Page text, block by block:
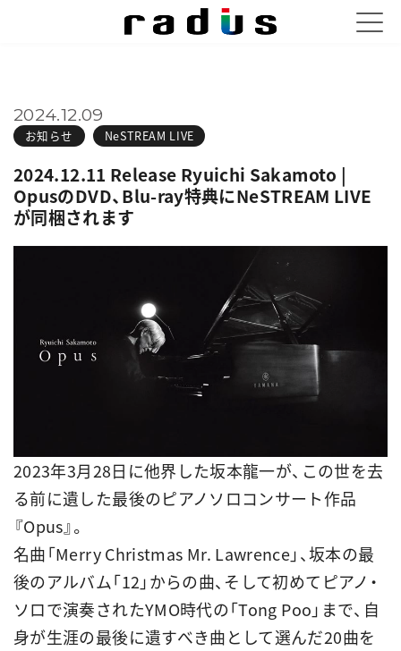
お知らせ NeSTREAM LIVE
2024.12.09
2024.12.11 Release Ryuichi Sakamoto |
OpusのDVD、Blu-ray特典にNeSTREAM LIVE
が同梱されます
2023年3月28日に他界した坂本龍一が、この世を去
る前に遺した最後のピアノソロコンサート作品
『Opus』。
名曲「Merry Christmas Mr. Lawrence」、坂本の最
後のアルバム「12」からの曲、そして初めてピアノ・
ソロで演奏されたYMO時代の「Tong Poo」まで、自
身が生涯の最後に遺すべき曲として選んだ20曲を